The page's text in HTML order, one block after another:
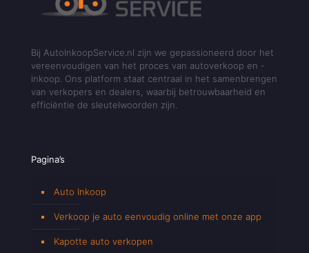
Bij AutoInkoopService.nl zijn we gepassioneerd door het
vereenvoudigen van het proces van autoverkoop en -
inkoop. Ons platform staat centraal in het samenbrengen
van verkopers en dealers, waarbij betrouwbaarheid en
efficiëntie de sleutelwoorden zijn.
Pagina’s
Auto Inkoop
Verkoop je auto eenvoudig online met onze app
Kapotte auto verkopen